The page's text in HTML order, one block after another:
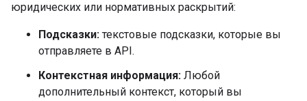
юридических или нормативных раскрытий:
Подсказки: текстовые подсказки, которые вы
отправляете в API.
Контекстная информация: Любой
дополнительный контекст, который вы